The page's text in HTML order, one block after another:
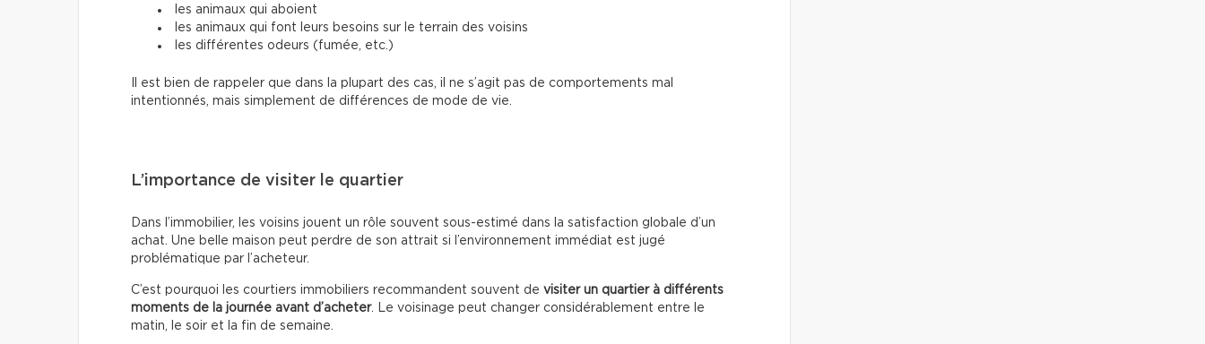
les animaux qui aboient
les animaux qui font leurs besoins sur le terrain des voisins
les différentes odeurs (fumée, etc.)
Il est bien de rappeler que dans la plupart des cas, il ne s’agit pas de comportements mal
intentionnés, mais simplement de différences de mode de vie.
L’importance de visiter le quartier
Dans l’immobilier, les voisins jouent un rôle souvent sous-estimé dans la satisfaction globale d’un
achat. Une belle maison peut perdre de son attrait si l’environnement immédiat est jugé
problématique par l’acheteur.
C’est pourquoi les courtiers immobiliers recommandent souvent de visiter un quartier à différents
moments de la journée avant d’acheter. Le voisinage peut changer considérablement entre le
matin, le soir et la fin de semaine.